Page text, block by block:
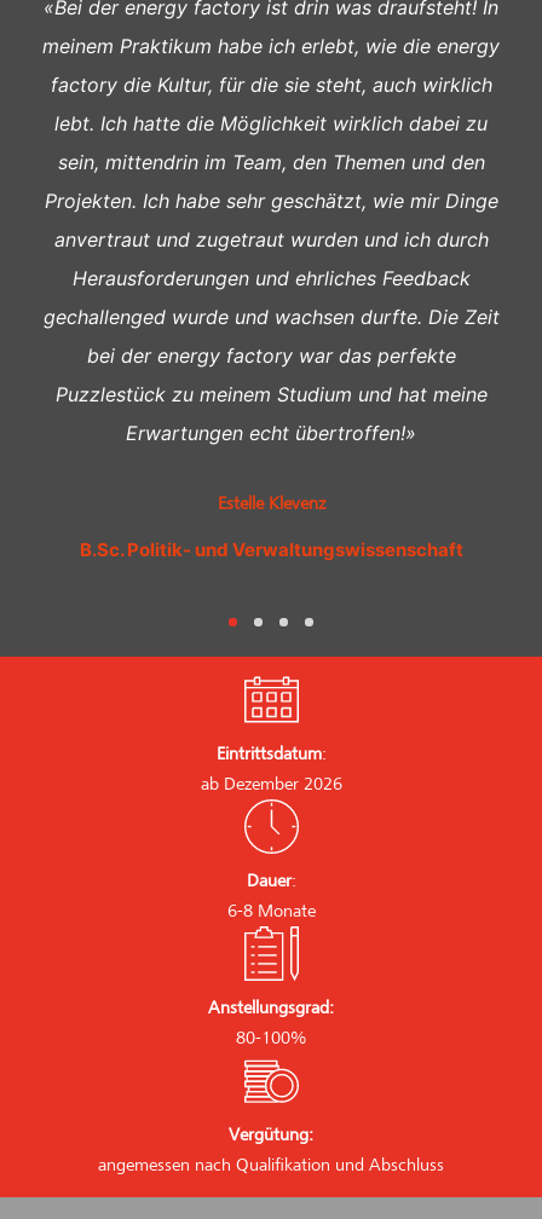
«Bei der energy factory ist drin was draufsteht! In
meinem Praktikum habe ich erlebt, wie die energy
factory die Kultur, für die sie steht, auch wirklich
lebt. Ich hatte die Möglichkeit wirklich dabei zu
sein, mittendrin im Team, den Themen und den
Projekten. Ich habe sehr geschätzt, wie mir Dinge
anvertraut und zugetraut wurden und ich durch
Herausforderungen und ehrliches Feedback
gechallenged wurde und wachsen durfte. Die Zeit
bei der energy factory war das perfekte
Puzzlestück zu meinem Studium und hat meine
Erwartungen echt übertroffen!»
Estelle Klevenz
B.Sc. Politik- und Verwaltungswissenschaft
Eintrittsdatum:
ab Dezember 2026
Dauer:
6-8 Monate
Anstellungsgrad:
80-100%
Vergütung:
angemessen nach Qualifikation und Abschluss